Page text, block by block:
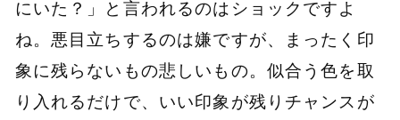
にいた？」と言われるのはショックですよ
ね。悪目立ちするのは嫌ですが、まったく印
象に残らないもの悲しいもの。似合う色を取
り入れるだけで、いい印象が残りチャンスが